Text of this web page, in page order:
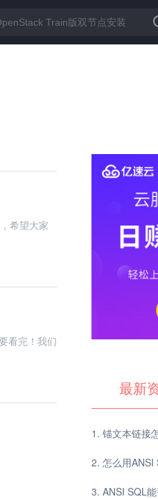
希望大家
看完！我们
最新
锚文本链接
怎么用ANSI
ANSI SQL